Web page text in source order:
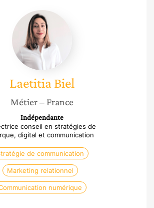
Laetitia
Biel
LaetitiaBiel
Métier– France
Indépendante
conseil en stratégies de
digital et communication
de communication
Marketing relationnel
numérique